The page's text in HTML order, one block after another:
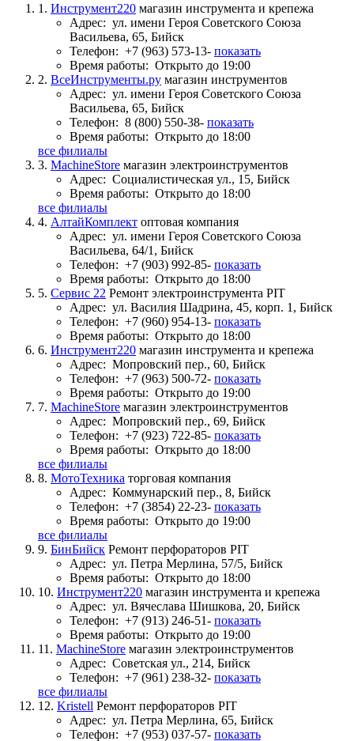
1. Инструмент220 магазин инструмента и крепежа
Адрес: ул. имени Героя Советского Союза
Васильева, 65, Бийск
Телефон: +7 (963) 573-13- показать
Время работы: Открыто до 19:00
2. ВсеИнструменты.ру магазин инструментов
Адрес: ул. имени Героя Советского Союза
Васильева, 65, Бийск
Телефон: 8 (800) 550-38- показать
Время работы: Открыто до 18:00
все филиалы
3. MachineStore магазин электроинструментов
Адрес: Социалистическая ул., 15, Бийск
Время работы: Открыто до 18:00
все филиалы
4. АлтайКомплект оптовая компания
Адрес: ул. имени Героя Советского Союза
Васильева, 64/1, Бийск
Телефон: +7 (903) 992-85- показать
Время работы: Открыто до 18:00
5. Сервис 22 Ремонт электроинструмента PIT
Адрес: ул. Василия Шадрина, 45, корп. 1, Бийск
Телефон: +7 (960) 954-13- показать
Время работы: Открыто до 18:00
6. Инструмент220 магазин инструмента и крепежа
Адрес: Мопровский пер., 60, Бийск
Телефон: +7 (963) 500-72- показать
Время работы: Открыто до 19:00
7. MachineStore магазин электроинструментов
Адрес: Мопровский пер., 69, Бийск
Телефон: +7 (923) 722-85- показать
Время работы: Открыто до 18:00
все филиалы
8. МотоТехника торговая компания
Адрес: Коммунарский пер., 8, Бийск
Телефон: +7 (3854) 22-23- показать
Время работы: Открыто до 19:00
все филиалы
9. БинБийск Ремонт перфораторов PIT
Адрес: ул. Петра Мерлина, 57/5, Бийск
Время работы: Открыто до 18:00
10. Инструмент220 магазин инструмента и крепежа
Адрес: ул. Вячеслава Шишкова, 20, Бийск
Телефон: +7 (913) 246-51- показать
Время работы: Открыто до 19:00
11. MachineStore магазин электроинструментов
Адрес: Советская ул., 214, Бийск
Телефон: +7 (961) 238-32- показать
все филиалы
12. Kristell Ремонт перфораторов PIT
Адрес: ул. Петра Мерлина, 65, Бийск
Телефон: +7 (953) 037-57- показать